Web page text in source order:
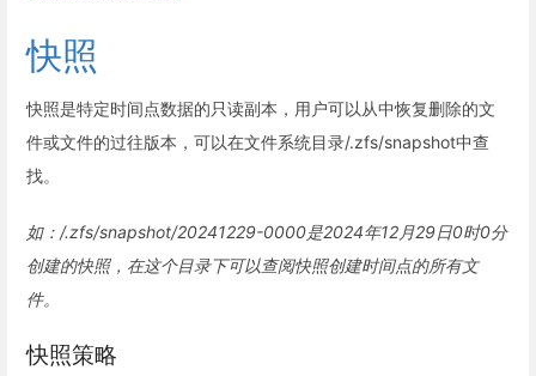
快照
快照是特定时间点数据的只读副本，用户可以从中恢复删除的文
件或文件的过往版本，可以在文件系统目录/.zfs/snapshot中查
找。
如：/.zfs/snapshot/20241229-0000是2024年12月29日0时0分
创建的快照，在这个目录下可以查阅快照创建时间点的所有文
件。
快照策略